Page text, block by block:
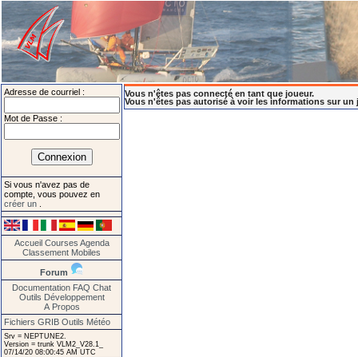
Adresse de courriel :
Mot de Passe :
Si vous n'avez pas de
compte, vous pouvez en
créer un
Accueil Courses Agenda
Classement Mobiles
Forum
Documentation FAQ Chat
Outils Développement
A Propos
Fichiers GRIB Outils Météo
Srv = NEPTUNE2.
Version = trunk VLM2_V28.1_
07/14/20 08:00:45 AM UTC
Vous n'êtes pas connecté en tant que joueur.
Vous n'êtes pas autorisé à voir les informations sur un